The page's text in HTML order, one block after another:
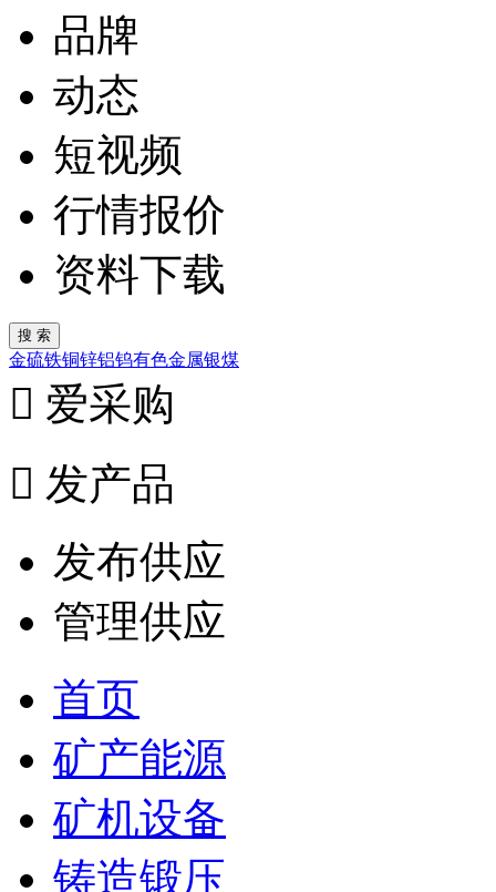
品牌
动态
短视频
行情报价
资料下载
金硫铁铜锌铝钨有色金属银煤
 爱采购
 发产品
发布供应
管理供应
首页
矿产能源
矿机设备
铸造锻压